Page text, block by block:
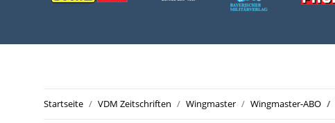
Startseite VDM Zeitschriften Wingmaster Wingmaster-ABO